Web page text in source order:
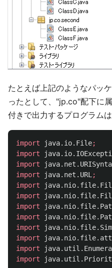
たとえば上記のようなパッ
ったとして、"jp.co"配下に
付きで出力するプログラム
import java.io.File;
import
import
import
java.net.URL ;
import
import
import
import
import
import
import
import